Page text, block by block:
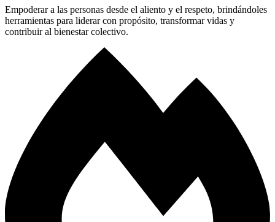
Empoderar a las personas desde el aliento y el respeto, brindándoles
herramientas para liderar con propósito, transformar vidas y
contribuir al bienestar colectivo.